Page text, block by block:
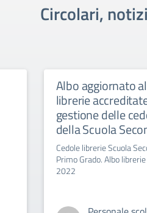
Circolari,
Albo aggiornato
librerie
gestione delle
della Scuola
Cedole librerie Scuola
Primo Grado. Albo
2022